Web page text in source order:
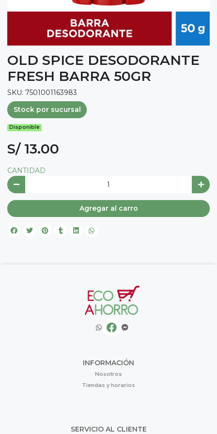
OLD SPICE DESODORANTE
FRESH BARRA 50GR
SKU: 7501001163983
Stock por sucursal
Disponible
S/ 13.00
CANTIDAD
Agregar al carro
INFORMACIÓN
Nosotros
Tiendas y horarios
SERVICIO AL CLIENTE